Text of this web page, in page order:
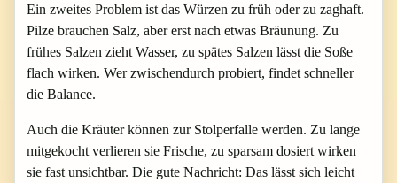
Ein zweites Problem ist das Würzen zu früh oder zu zaghaft.
Pilze brauchen Salz, aber erst nach etwas Bräunung. Zu
frühes Salzen zieht Wasser, zu spätes Salzen lässt die Soße
flach wirken. Wer zwischendurch probiert, findet schneller
die Balance.
Auch die Kräuter können zur Stolperfalle werden. Zu lange
mitgekocht verlieren sie Frische, zu sparsam dosiert wirken
sie fast unsichtbar. Die gute Nachricht: Das lässt sich leicht